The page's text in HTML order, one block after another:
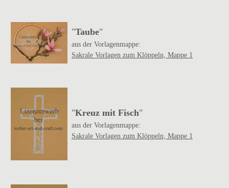
"Taube"
aus der Vorlagenmappe:
Sakrale Vorlagen zum Klöppeln, Mappe 1
"Kreuz mit Fisch"
aus der Vorlagenmappe:
Sakrale Vorlagen zum Klöppeln, Mappe 1